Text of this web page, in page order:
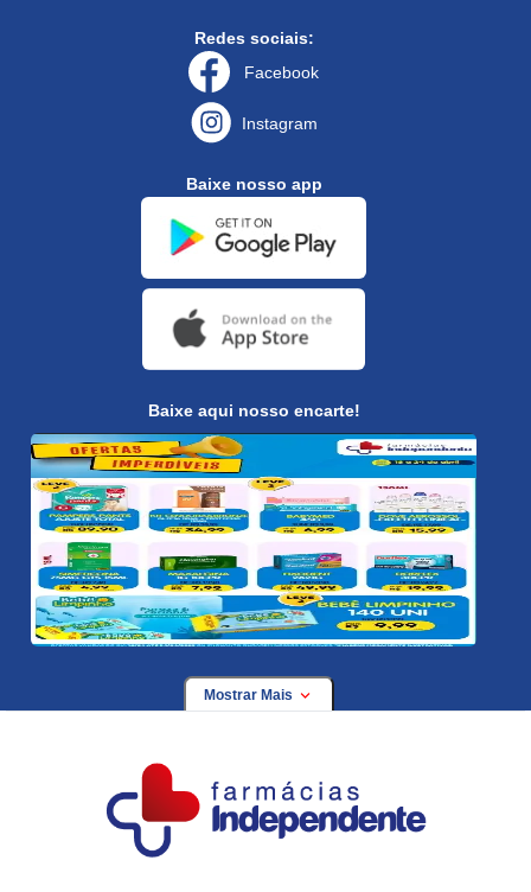
Redes sociais:
Facebook
Instagram
Baixe nosso app
Baixe aqui nosso encarte!
Mostrar Mais